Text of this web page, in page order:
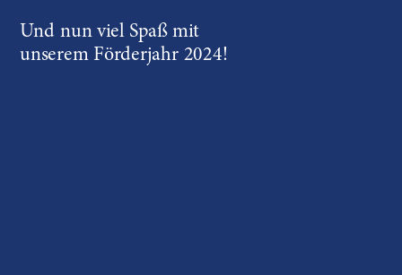
Und nun viel Spaß mit
unserem Förderjahr 2024!